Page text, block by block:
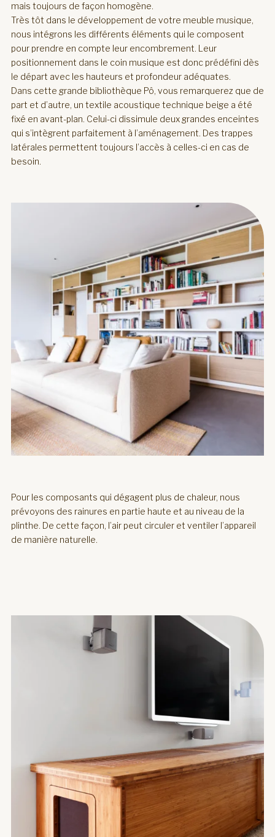
mais toujours de façon homogène.
Très tôt dans le développement de votre meuble musique,
nous intégrons les différents éléments qui le composent
pour prendre en compte leur encombrement. Leur
positionnement dans le coin musique est donc prédéfini dès
le départ avec les hauteurs et profondeur adéquates.
Dans cette grande bibliothèque Pô, vous remarquerez que de
part et d’autre, un textile acoustique technique beige a été
fixé en avant-plan. Celui-ci dissimule deux grandes enceintes
qui s’intègrent parfaitement à l’aménagement. Des trappes
latérales permettent toujours l’accès à celles-ci en cas de
besoin.
Pour les composants qui dégagent plus de chaleur, nous
prévoyons des rainures en partie haute et au niveau de la
plinthe. De cette façon, l’air peut circuler et ventiler l’appareil
de manière naturelle.